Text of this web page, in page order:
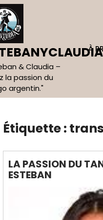
& Claudia –
la passion du
argentin."
À
Étiquette :
LA PASSION DU
ESTEBAN